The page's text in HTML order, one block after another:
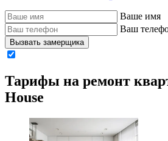
Ваше имя
Ваш
Вызвать замерщика
Тарифы на ремонт
House